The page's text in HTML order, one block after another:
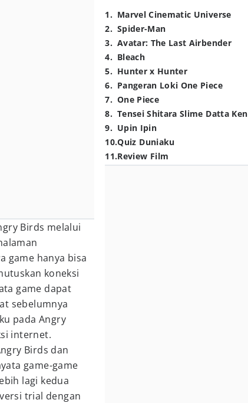
Birds melalui
game hanya bisa
koneksi
game dapat
sebelumnya
pada Angry
internet.
Birds dan
game-game
lagi kedua
trial dengan
1. Marvel Cinematic Universe
2. Spider-Man
3. Avatar: The Last Airbender
4. Bleach
5. Hunter x Hunter
6. Pangeran Loki One Piece
7. One Piece
8. Tensei Shitara Slime Datta Ken
9. Upin Ipin
10.Quiz Duniaku
11.Review Film